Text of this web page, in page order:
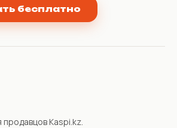
бесплатно
Kaspi.kz.